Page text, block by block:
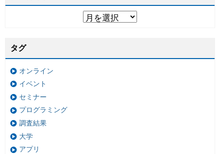
タグ
オンライン
イベント
セミナー
プログラミング
調査結果
大学
アプリ